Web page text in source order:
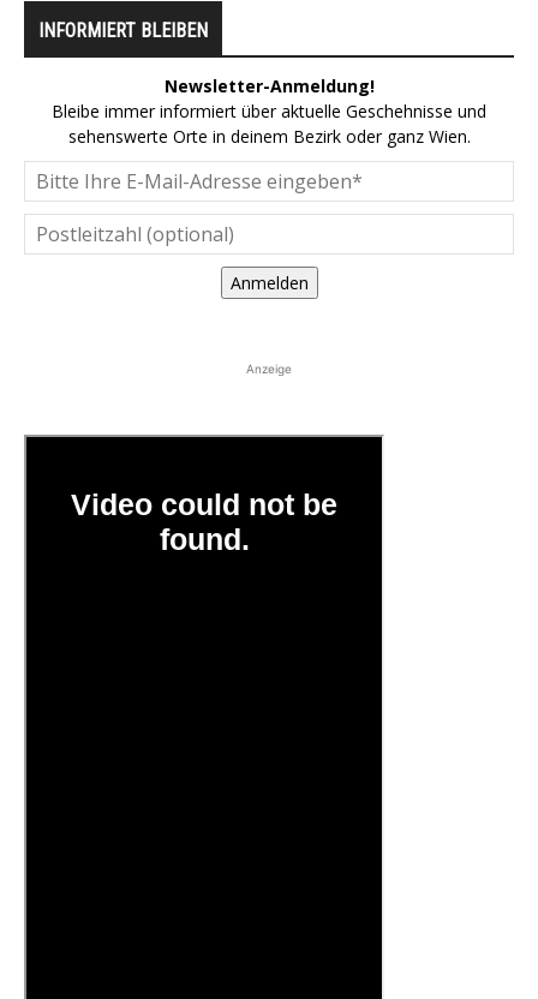
INFORMIERT BLEIBEN
Newsletter-Anmeldung!
Bleibe immer informiert über aktuelle Geschehnisse und
sehenswerte Orte in deinem Bezirk oder ganz Wien.
Anmelden
Anzeige